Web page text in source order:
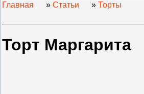
Главная » Статьи » Торты
Торт Маргарита